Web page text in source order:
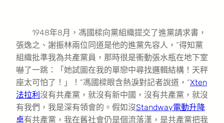
1948年8月，馮國樑向黨組織提交了進黨請求書，
張逸之、謝振林兩位同道是他的進黨先容人，“得知黨
組織批準我為共產黨員，那時很是衝動張水瓶在地下室
嚇了一跳：「她試圖在我的單戀中尋找邏輯結構！天秤
座太可怕了！」！”馮國樑眼含熱淚對記者說道，“Xten
法拉利 沒有共產黨，就沒有新中國，沒有共產黨，就沒
有我們，我是深有領會的。假如沒Standway電動升降
桌有共產黨，我在舊社會仍是個流落漢，是共產黨把我